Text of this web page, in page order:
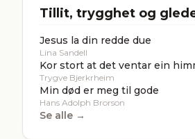
Tillit, trygghet og
Jesus la din redde due
Lina Sandell
Kor stort at det ventar ein
Trygve Bjerkrheim
Min død er meg til gode
Hans Adolph Brorson
Se alle →